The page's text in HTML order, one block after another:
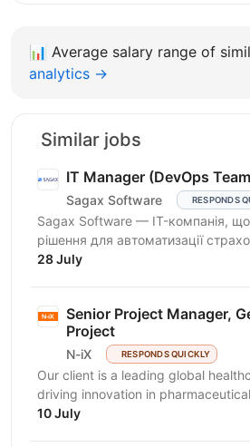
📊 Average salary range of
analytics →
Similar jobs
IT Manager (DevOps
Sagax Software RESPONDS
Sagax Software — IT-компанія,
рішення для автоматизації
розробляємо комплексну
28 July
Senior Project Manager,
Project
N-iX RESPONDS QUICKLY
Our client is a leading global
driving innovation in
and patient-centric solutions. We
10 July